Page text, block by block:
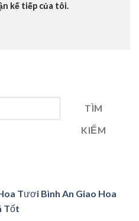
kế tiếp của tôi.
TÌM
KIẾM
Tươi Bình An Giao Hoa
Tốt